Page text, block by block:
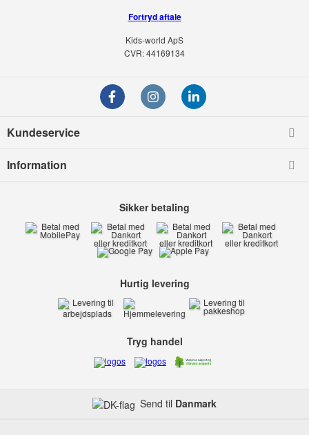
Fortryd aftale
Kids-world ApS
CVR: 44169134
Kundeservice
Information
Send til Danmark
Sikker betaling
Hurtig levering
Tryg handel